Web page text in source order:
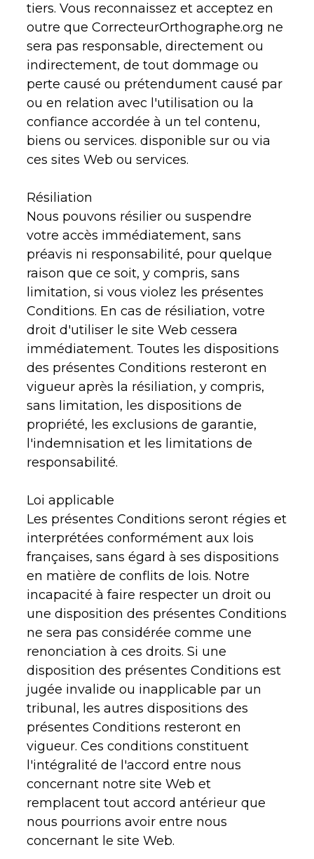
tiers. Vous reconnaissez et acceptez en
outre que CorrecteurOrthographe.org ne
sera pas responsable, directement ou
indirectement, de tout dommage ou
perte causé ou prétendument causé par
ou en relation avec l'utilisation ou la
confiance accordée à un tel contenu,
biens ou services. disponible sur ou via
ces sites Web ou services.
Résiliation
Nous pouvons résilier ou suspendre
votre accès immédiatement, sans
préavis ni responsabilité, pour quelque
raison que ce soit, y compris, sans
limitation, si vous violez les présentes
Conditions. En cas de résiliation, votre
droit d'utiliser le site Web cessera
immédiatement. Toutes les dispositions
des présentes Conditions resteront en
vigueur après la résiliation, y compris,
sans limitation, les dispositions de
propriété, les exclusions de garantie,
l'indemnisation et les limitations de
responsabilité.
Loi applicable
Les présentes Conditions seront régies et
interprétées conformément aux lois
françaises, sans égard à ses dispositions
en matière de conflits de lois. Notre
incapacité à faire respecter un droit ou
une disposition des présentes Conditions
ne sera pas considérée comme une
renonciation à ces droits. Si une
disposition des présentes Conditions est
jugée invalide ou inapplicable par un
tribunal, les autres dispositions des
présentes Conditions resteront en
vigueur. Ces conditions constituent
l'intégralité de l'accord entre nous
concernant notre site Web et
remplacent tout accord antérieur que
nous pourrions avoir entre nous
concernant le site Web.